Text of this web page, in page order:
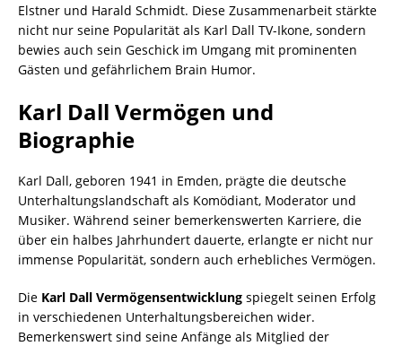
Elstner und Harald Schmidt. Diese Zusammenarbeit stärkte
nicht nur seine Popularität als Karl Dall TV-Ikone, sondern
bewies auch sein Geschick im Umgang mit prominenten
Gästen und gefährlichem Brain Humor.
Karl Dall Vermögen und
Biographie
Karl Dall, geboren 1941 in Emden, prägte die deutsche
Unterhaltungslandschaft als Komödiant, Moderator und
Musiker. Während seiner bemerkenswerten Karriere, die
über ein halbes Jahrhundert dauerte, erlangte er nicht nur
immense Popularität, sondern auch erhebliches Vermögen.
Die Karl Dall Vermögensentwicklung spiegelt seinen Erfolg
in verschiedenen Unterhaltungsbereichen wider.
Bemerkenswert sind seine Anfänge als Mitglied der